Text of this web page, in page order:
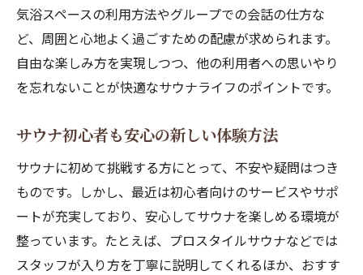
グループ利用時に心掛けたいサウナマナー
サウナグループ利用で大切な配慮
サウナ初心者が守るべきグループマナー
サウナで黙浴を意識した楽しみ方
サウナでありがちな迷惑行為を防ぐ
ウェアや水着で楽しむ最新サウナスタイル
サウナウェアや水着で個性を表現する方法
サウナ着おしゃれを楽しむための選び方
サウナスタイルに合う服装のポイント
気浴スペースの利用方法やグループでの会話の仕方な
ど、周囲と心地よく過ごすための配慮が求められます。
自由な楽しみ方を実現しつつ、他の利用者への思いやり
を忘れないことが快適なサウナライフのポイントです。
サウナ初心者も安心の新しい体験方法
サウナに初めて挑戦する方にとって、不安や疑問はつき
ものです。しかし、最近は初心者向けのサービスやサポ
ートが充実しており、安心してサウナを楽しめる環境が
整っています。たとえば、プロスタイルサウナなどでは
スタッフが入り方を丁寧に説明してくれるほか、おすす